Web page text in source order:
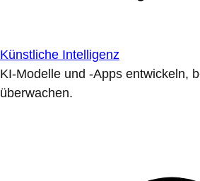
Künstliche Intelligenz
KI-Modelle und -Apps entwickeln,
überwachen.